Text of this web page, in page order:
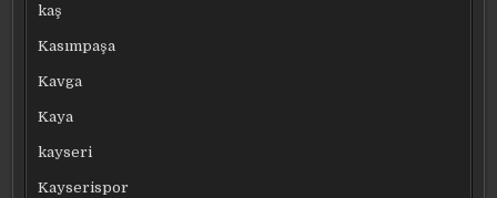
kaş
Kasımpaşa
Kavga
Kaya
kayseri
Kayserispor